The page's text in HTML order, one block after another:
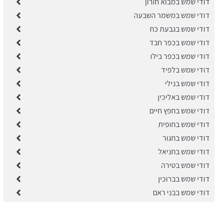
דודי שמש במשמר השבעה
דודי שמש בגבעת כח
דודי שמש בכפר חבד
דודי שמש בכפר בילו
דודי שמש בלפיד
דודי שמש בנילי
דודי שמש באליכין
דודי שמש בחפץ חיים
דודי שמש בחופית
דודי שמש בחגור
דודי שמש בחניאל
דודי שמש בטירה
דודי שמש בברוכין
דודי שמש בבני ראם